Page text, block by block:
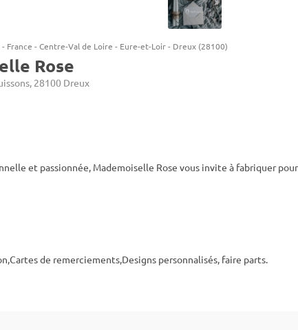
- France -Centre-Val de Loire - Eure-et-Loir- Dreux (28100)
Rose
28100 Dreux
et passionnée, Mademoiselle Rose vous invite à fabriquer
de remerciements,Designs personnalisés, faire parts.